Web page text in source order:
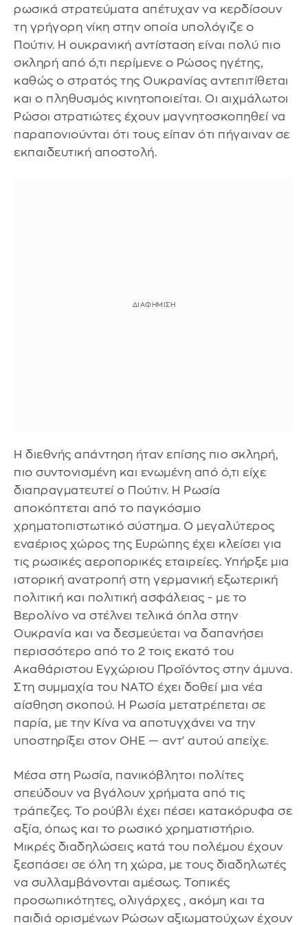
ρωσικά στρατεύματα απέτυχαν να κερδίσουν
τη γρήγορη νίκη στην οποία υπολόγιζε ο
Πούτιν. Η ουκρανική αντίσταση είναι πολύ πιο
σκληρή από ό,τι περίμενε ο Ρώσος ηγέτης,
καθώς ο στρατός της Ουκρανίας αντεπιτίθεται
και ο πληθυσμός κινητοποιείται. Οι αιχμάλωτοι
Ρώσοι στρατιώτες έχουν μαγνητοσκοπηθεί να
παραπονιούνται ότι τους είπαν ότι πήγαιναν σε
εκπαιδευτική αποστολή.
Η διεθνής απάντηση ήταν επίσης πιο σκληρή,
πιο συντονισμένη και ενωμένη από ό,τι είχε
διαπραγματευτεί ο Πούτιν. Η Ρωσία
αποκόπτεται από το παγκόσμιο
χρηματοπιστωτικό σύστημα. Ο μεγαλύτερος
εναέριος χώρος της Ευρώπης έχει κλείσει για
τις ρωσικές αεροπορικές εταιρείες. Υπήρξε μια
ιστορική ανατροπή στη γερμανική εξωτερική
πολιτική και πολιτική ασφάλειας - με το
Βερολίνο να στέλνει τελικά όπλα στην
Ουκρανία και να δεσμεύεται να δαπανήσει
περισσότερο από το 2 τοις εκατό του
Ακαθάριστου Εγχώριου Προϊόντος στην άμυνα.
Στη συμμαχία του ΝΑΤΟ έχει δοθεί μια νέα
αίσθηση σκοπού. Η Ρωσία μετατρέπεται σε
παρία, με την Κίνα να αποτυγχάνει να την
υποστηρίξει στον ΟΗΕ — αντ' αυτού απείχε.
Μέσα στη Ρωσία, πανικόβλητοι πολίτες
σπεύδουν να βγάλουν χρήματα από τις
τράπεζες. Το ρούβλι έχει πέσει κατακόρυφα σε
αξία, όπως και το ρωσικό χρηματιστήριο.
Μικρές διαδηλώσεις κατά του πολέμου έχουν
ξεσπάσει σε όλη τη χώρα, με τους διαδηλωτές
να συλλαμβάνονται αμέσως. Τοπικές
προσωπικότητες, ολιγάρχες , ακόμη και τα
παιδιά ορισμένων Ρώσων αξιωματούχων έχουν